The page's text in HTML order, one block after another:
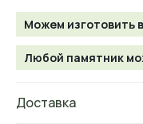
Можем изготовить
Любой памятник
Доставка